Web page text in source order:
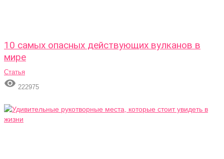
10 самых опасных действующих вулканов в
мире
Статья
 222975